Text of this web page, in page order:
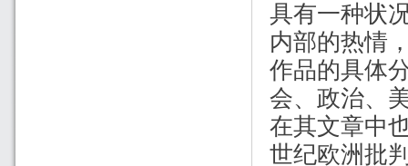
具有一种状
内部的热情
作品的具体
会、政治、
在其文章中
世纪欧洲批